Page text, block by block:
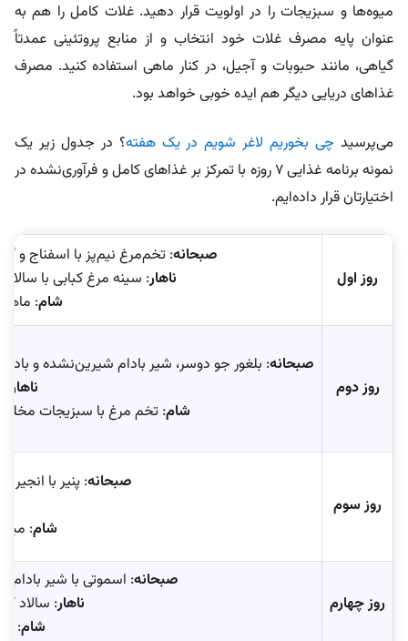
میوه‌ها و سبزیجات را در اولویت قرار دهید. غلات کامل را هم به
عنوان پایه مصرف غلات خود انتخاب و از منابع پروتئینی عمدتاً
گیاهی، مانند حبوبات و آجیل، در کنار ماهی استفاده کنید. مصرف
غذاهای دریایی دیگر هم ایده خوبی خواهد بود.
می‌پرسید چی بخوریم لاغر شویم در یک هفته؟ در جدول زیر یک
نمونه برنامه غذایی ۷ روزه با تمرکز بر غذاهای کامل و فرآوری‌نشده در
اختیارتان قرار داده‌ایم.
روز اول
صبحانه: تخم‌مرغ نیم‌پز با اسفناج و
ناهار: سینه مرغ کبابی با
شام: ماهی
روز دوم
صبحانه: بلغور جو دوسر، شیر بادام شیرین‌نشده و
ناهار
شام: تخم مرغ با سبزیجات
روز سوم
صبحانه: پنیر با
شام:
روز چهارم
صبحانه: اسموتی با شیر بادام
ناهار: سالاد
شام: